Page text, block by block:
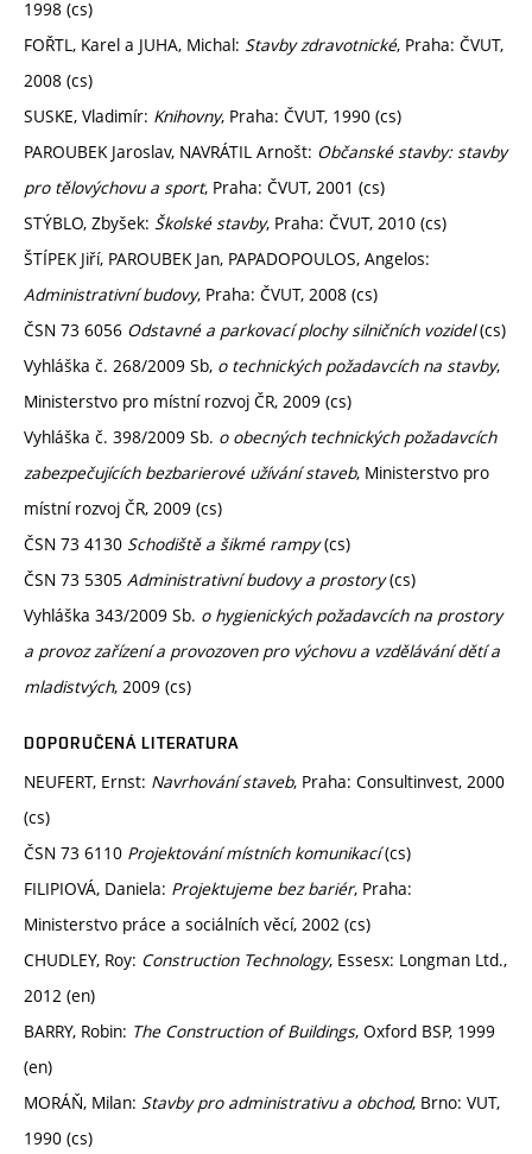
1998 (cs)
FOŘTL, Karel a JUHA, Michal: Stavby zdravotnické, Praha: ČVUT,
2008 (cs)
SUSKE, Vladimír: Knihovny, Praha: ČVUT, 1990 (cs)
PAROUBEK Jaroslav, NAVRÁTIL Arnošt: Občanské stavby: stavby
pro tělovýchovu a sport, Praha: ČVUT, 2001 (cs)
STÝBLO, Zbyšek: Školské stavby, Praha: ČVUT, 2010 (cs)
ŠTÍPEK Jiří, PAROUBEK Jan, PAPADOPOULOS, Angelos:
Administrativní budovy, Praha: ČVUT, 2008 (cs)
ČSN 73 6056 Odstavné a parkovací plochy silničních vozidel(cs)
Vyhláška č. 268/2009 Sb, o technických požadavcích na stavby,
Ministerstvo pro místní rozvoj ČR, 2009 (cs)
Vyhláška č. 398/2009 Sb. o obecných technických požadavcích
zabezpečujících bezbarierové užívání staveb, Ministerstvo pro
místní rozvoj ČR, 2009 (cs)
ČSN 73 4130 Schodiště a šikmé rampy(cs)
ČSN 73 5305 Administrativní budovy a prostory(cs)
Vyhláška 343/2009 Sb. o hygienických požadavcích na prostory
a provoz zařízení a provozoven pro výchovu a vzdělávání dětí a
mladistvých, 2009 (cs)
DOPORUČENÁ LITERATURA
NEUFERT, Ernst: Navrhování staveb, Praha: Consultinvest, 2000
(cs)
ČSN 73 6110 Projektování místních komunikací(cs)
FILIPIOVÁ, Daniela: Projektujeme bez bariér, Praha:
Ministerstvo práce a sociálních věcí, 2002 (cs)
CHUDLEY, Roy: Construction Technology, Essesx: Longman Ltd.,
2012 (en)
BARRY, Robin: The Construction of Buildings, Oxford BSP, 1999
(en)
MORÁŇ, Milan: Stavby pro administrativu a obchod, Brno: VUT,
1990 (cs)